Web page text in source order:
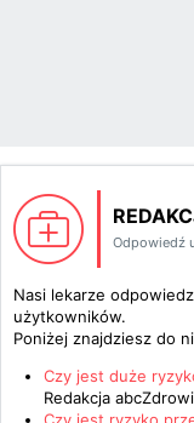
Odpowiedź
Nasi lekarze
użytkowników.
Poniżej znajdziesz do
Czy jest duże
Redakcja